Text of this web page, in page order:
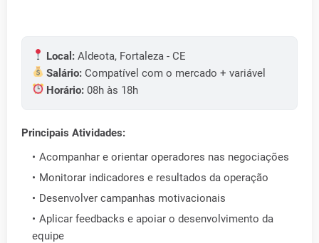
Local: Aldeota, Fortaleza - CE
Salário: Compatível com o mercado + variável
Horário: 08h às 18h
Principais Atividades:
Acompanhar e orientar operadores nas negociações
Monitorar indicadores e resultados da operação
Desenvolver campanhas motivacionais
Aplicar feedbacks e apoiar o desenvolvimento da
equipe